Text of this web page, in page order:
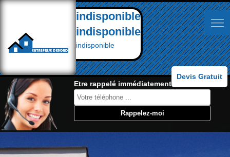
indisponible
indisponible
indisponible
Devis Gratuit
Etre rappelé immédiatement: